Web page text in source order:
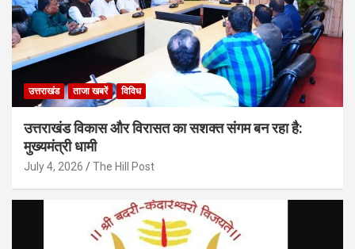
उत्तराखंड ताजा खबरें विविध
उत्तराखंड विकास और विरासत का सशक्त संगम बन रहा है:
मुख्यमंत्री धामी
July 4, 2026 The Hill Post